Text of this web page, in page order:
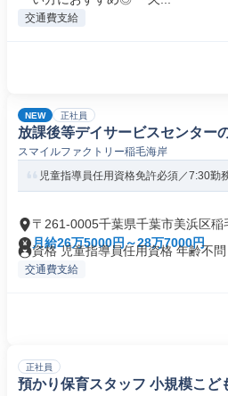
交通費支給
NEW 正社員
放課後等デイサービスセンター
スマイルファクトリー稲毛海岸
児童指導員任用資格免許必須／7:30
〒261-0005千葉県千葉市美浜区稲
月給26万5000円～28万7000円
資格 児童指導員任用資格 年齢不問
交通費支給
正社員
預かり保育スタッフ 小規模こど